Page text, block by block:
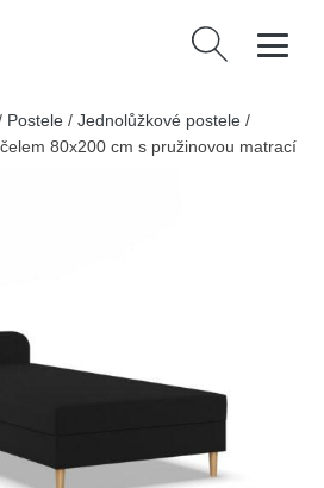
Vyhledávání
Postele / Jednolůžkové postele /
80x200 cm s pružinovou matrací